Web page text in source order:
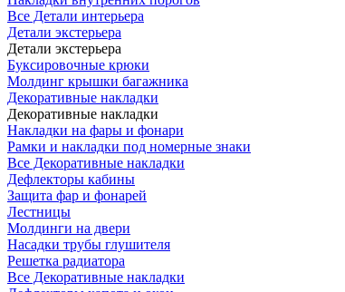
Все Детали интерьера
Детали экстерьера
Детали экстерьера
Буксировочные крюки
Молдинг крышки багажника
Декоративные накладки
Декоративные накладки
Накладки на фары и фонари
Рамки и накладки под номерные знаки
Все Декоративные накладки
Дефлекторы кабины
Защита фар и фонарей
Лестницы
Молдинги на двери
Насадки трубы глушителя
Решетка радиатора
Все Декоративные накладки